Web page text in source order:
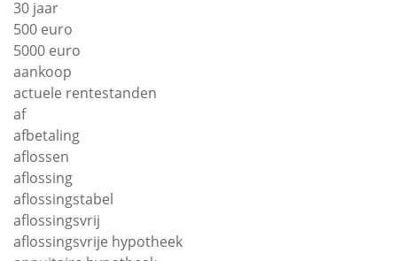
30 jaar
500 euro
5000 euro
aankoop
actuele rentestanden
af
afbetaling
aflossen
aflossing
aflossingstabel
aflossingsvrij
aflossingsvrije hypotheek